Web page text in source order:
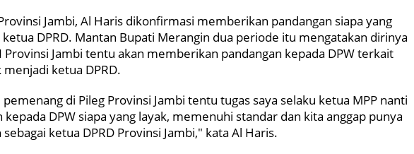
Jambi, Al Haris dikonfirmasi memberikan pandangan siapa yang
DPRD. Mantan Bupati Merangin dua periode itu mengatakan dirinya
Provinsi Jambi tentu akan memberikan pandangan kepada DPW terkait
ketua DPRD.
di Pileg Provinsi Jambi tentu tugas saya selaku ketua MPP nanti
DPW siapa yang layak, memenuhi standar dan kita anggap punya
ketua DPRD Provinsi Jambi," kata Al Haris.